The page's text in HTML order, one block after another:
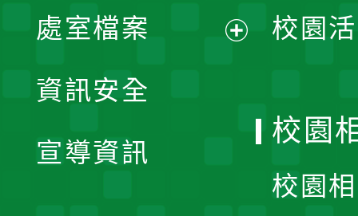
單
處室檔案
資訊安全
宣導資訊
校園
校園
校園